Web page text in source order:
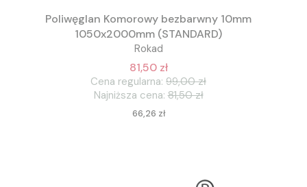
Poliwęglan Komorowy bezbarwny 10mm
1050x2000mm (STANDARD)
Rokad
81,50 zł
Cena regularna: 99,00 zł
Najniższa cena: 81,50 zł
Cena
66,26 zł